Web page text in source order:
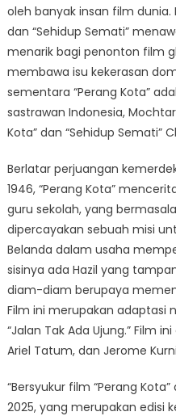
oleh banyak insan film dunia.
dan “Sehidup Semati”
menarik bagi penonton film
membawa isu kekerasan
sementara “Perang Kota”
sastrawan Indonesia,
Kota” dan “Sehidup Semati”
Berlatar perjuangan
1946, “Perang Kota”
guru sekolah, yang
dipercayakan sebuah misi
Belanda dalam usaha
sisinya ada Hazil yang
diam-diam berupaya
Film ini merupakan adaptasi
“Jalan Tak Ada Ujung.” Film
Ariel Tatum, dan Jerome
“Bersyukur film “Perang
2025, yang merupakan edisi